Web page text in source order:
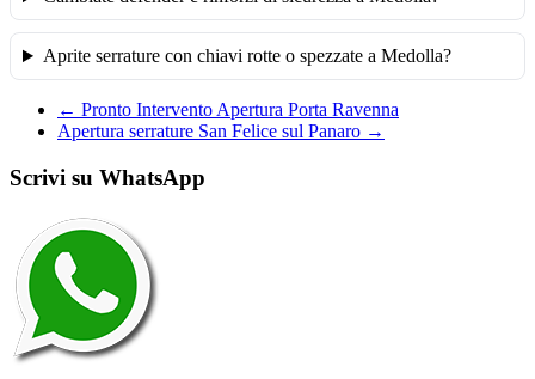
Aprite serrature con chiavi rotte o spezzate a Medolla?
← Pronto Intervento Apertura Porta Ravenna
Apertura serrature San Felice sul Panaro →
Scrivi su WhatsApp